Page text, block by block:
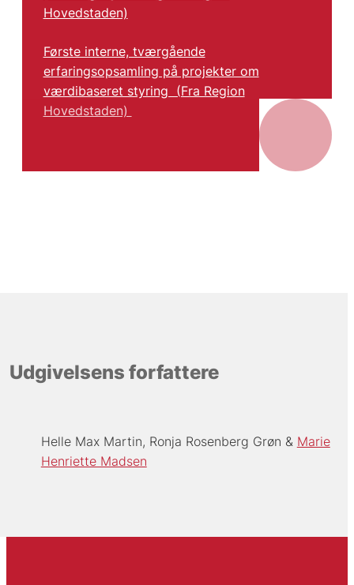
Hovedstaden)
Første interne, tværgående
erfaringsopsamling på projekter om
værdibaseret styring (Fra Region
Hovedstaden)
Udgivelsens forfattere
Helle Max Martin Ronja Rosenberg Grøn
Marie
Henriette Madsen